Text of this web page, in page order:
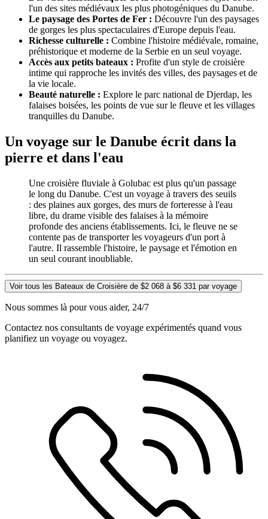
l'un des sites médiévaux les plus photogéniques du Danube.
Le paysage des Portes de Fer : Découvre l'un des paysages
de gorges les plus spectaculaires d'Europe depuis l'eau.
Richesse culturelle : Combine l'histoire médiévale, romaine,
préhistorique et moderne de la Serbie en un seul voyage.
Accès aux petits bateaux : Profite d'un style de croisière
intime qui rapproche les invités des villes, des paysages et de
la vie locale.
Beauté naturelle : Explore le parc national de Djerdap, les
falaises boisées, les points de vue sur le fleuve et les villages
tranquilles du Danube.
Un voyage sur le Danube écrit dans la
pierre et dans l'eau
Une croisière fluviale à Golubac est plus qu'un passage
le long du Danube. C'est un voyage à travers des seuils
: des plaines aux gorges, des murs de forteresse à l'eau
libre, du drame visible des falaises à la mémoire
profonde des anciens établissements. Ici, le fleuve ne se
contente pas de transporter les voyageurs d'un port à
l'autre. Il rassemble l'histoire, le paysage et l'émotion en
un seul courant inoubliable.
Voir tous les Bateaux de Croisière de $2 068 à $6 331 par voyage
Nous sommes là pour vous aider, 24/7
Contactez nos consultants de voyage expérimentés quand vous
planifiez un voyage ou voyagez.